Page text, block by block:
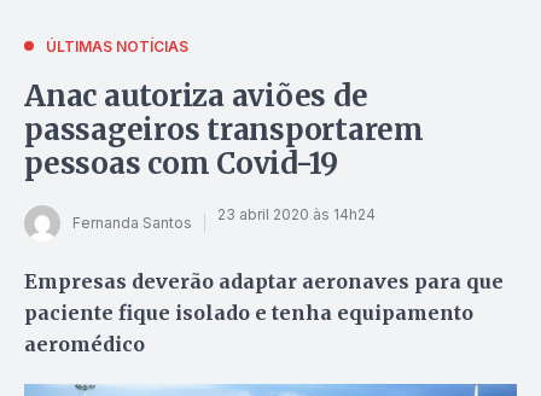
ÚLTIMAS NOTÍCIAS
Anac autoriza aviões de
passageiros transportarem
pessoas com Covid-19
Fernanda Santos 23 abril 2020 às 14h24
Empresas deverão adaptar aeronaves para que
paciente fique isolado e tenha equipamento
aeromédico